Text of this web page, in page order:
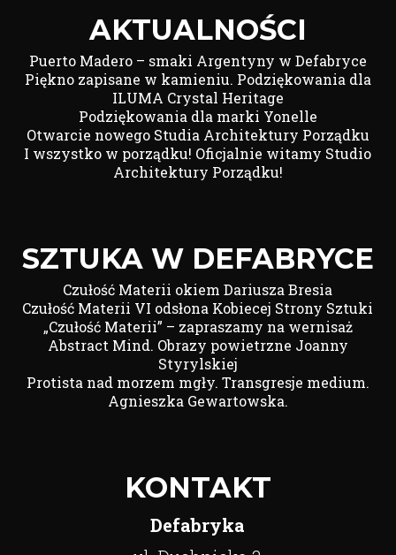
AKTUALNOŚCI
Puerto Madero – smaki Argentyny w Defabryce
Piękno zapisane w kamieniu. Podziękowania dla
ILUMA Crystal Heritage
Podziękowania dla marki Yonelle
Otwarcie nowego Studia Architektury Porządku
I wszystko w porządku! Oficjalnie witamy Studio
Architektury Porządku!
SZTUKA W DEFABRYCE
Czułość Materii okiem Dariusza Bresia
Czułość Materii VI odsłona Kobiecej Strony Sztuki
„Czułość Materii” – zapraszamy na wernisaż
Abstract Mind. Obrazy powietrzne Joanny
Styrylskiej
Protista nad morzem mgły. Transgresje medium.
Agnieszka Gewartowska.
KONTAKT
Defabryka